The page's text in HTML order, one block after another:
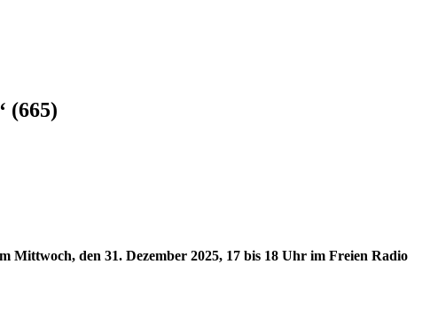
(665)
Mittwoch, den 31. Dezember 2025, 17 bis 18 Uhr im Freien Radio